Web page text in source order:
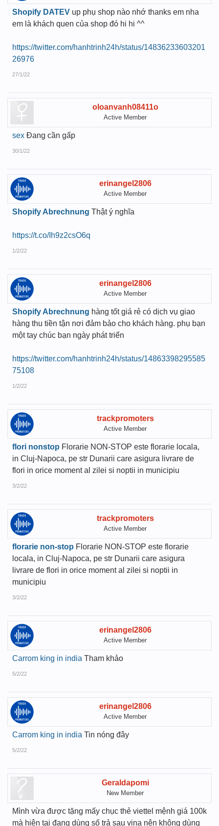
Shopify DATEV up phụ shop nào nhớ thanks em nha
em là khách quen của shop đó hi hi ^^
https://twitter.com/hanhtrinh24h/status/14836233603201
26976
27/1/22
oloanvanh08411o
Active Member
sex Đang cần gấp
30/1/22
erinangel2806
Active Member
Shopify Abrechnung Thật ý nghĩa
https://t.co/Ih9z2csO6q
1/2/22
erinangel2806
Active Member
Shopify Abrechnung hàng tốt giá rẻ có dịch vụ giao
hàng thu tiền tận nơi đảm bảo cho khách hàng. phụ bạn
một tay chúc bạn ngày phát triển
https://twitter.com/hanhtrinh24h/status/14863398295585
75108
1/2/22
trackpromoters
Active Member
flori nonstop Florarie NON-STOP este florarie locala,
in Cluj-Napoca, pe str Dunarii care asigura livrare de
flori in orice moment al zilei si noptii in municipiu
3/2/22
trackpromoters
Active Member
florarie non-stop Florarie NON-STOP este florarie
locala, in Cluj-Napoca, pe str Dunarii care asigura
livrare de flori in orice moment al zilei si noptii in
municipiu
3/2/22
erinangel2806
Active Member
Carrom king in india Tham khảo
5/2/22
erinangel2806
Active Member
Carrom king in india Tin nóng đây
5/2/22
Geraldapomi
New Member
Mình vừa được tặng mấy chục thẻ viettel mệnh giá 100k
mà hiện tại đang dùng số trả sau vina nên không dùng